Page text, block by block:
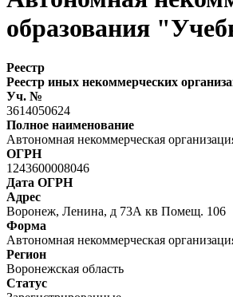
образования
Реестр
Реестр иных некоммерческих
Уч. №
3614050624
Полное наименование
Автономная некоммерческая
ОГРН
1243600008046
Дата ОГРН
Адрес
Воронеж, Ленина, д 73А кв Помещ. 106
Форма
Автономная некоммерческая
Регион
Воронежская область
Статус